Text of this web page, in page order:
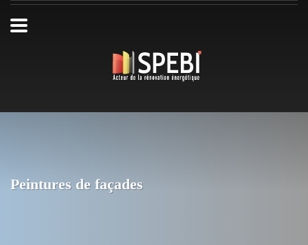
Peintures de façades